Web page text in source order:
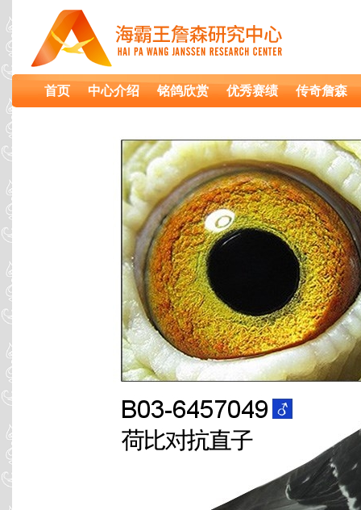
首页 中心介绍 铭鸽欣赏 优秀赛绩 传奇詹森